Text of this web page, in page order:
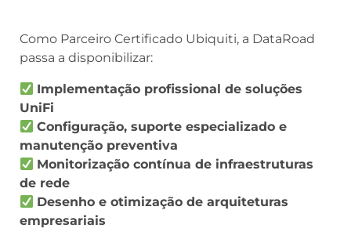
Como Parceiro Certificado Ubiquiti, a DataRoad
passa a disponibilizar:
Implementação profissional de soluções
UniFi
Configuração, suporte especializado e
manutenção preventiva
Monitorização contínua de infraestruturas
de rede
Desenho e otimização de arquiteturas
empresariais